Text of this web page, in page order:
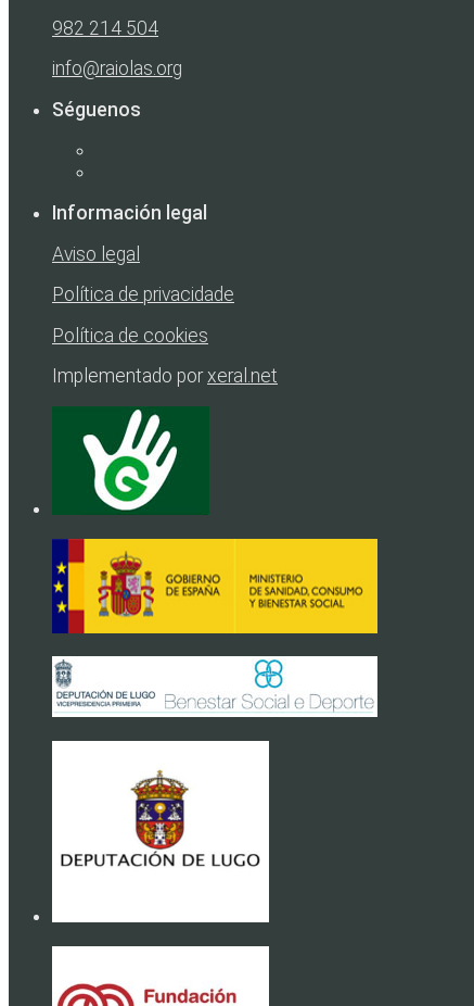
982 214 504
info@raiolas.org
Séguenos
Información legal
Aviso legal
Política de privacidade
Política de cookies
Implementado porxeral.net